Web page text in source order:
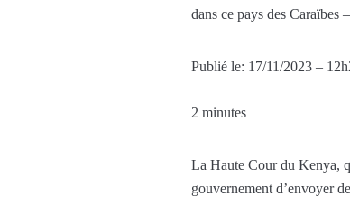
dans ce pays des Caraïbes
Publié le: 17/11/2023 –
2 minutes
La Haute Cour du Kenya,
gouvernement d’envoyer